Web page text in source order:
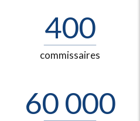
400
commissaires
60 000